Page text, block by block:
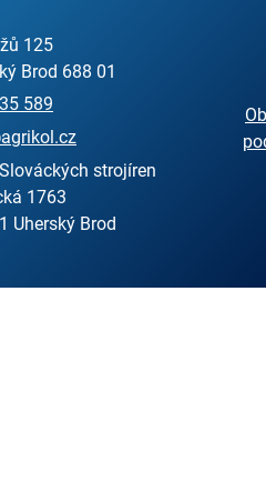
125
Brod 688 01
589
strojíren
1763
Uherský Brod